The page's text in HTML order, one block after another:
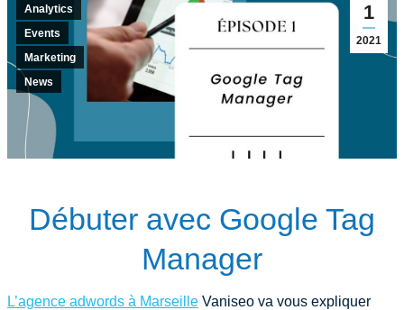
1
2021
Analytics
Events
Marketing
News
Débuter avec Google Tag
Manager
L’agence adwords à Marseille Vaniseo va vous expliquer